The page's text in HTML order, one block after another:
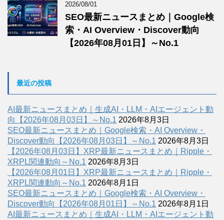
2026/08/01
SEO最新ニュースまとめ｜Google検
索・AI Overview・Discover動向
【2026年08月01日】～No.1
最近の投稿
AI最新ニュースまとめ｜生成AI・LLM・AIエージェント動
向【2026年08月03日】～No.1 2026年8月3日
SEO最新ニュースまとめ｜Google検索・AI Overview・
Discover動向【2026年08月03日】～No.1 2026年8月3日
【2026年08月03日】XRP最新ニュースまとめ｜Ripple・
XRPL関連動向～No.1 2026年8月3日
【2026年08月01日】XRP最新ニュースまとめ｜Ripple・
XRPL関連動向～No.1 2026年8月1日
SEO最新ニュースまとめ｜Google検索・AI Overview・
Discover動向【2026年08月01日】～No.1 2026年8月1日
AI最新ニュースまとめ｜生成AI・LLM・AIエージェント動